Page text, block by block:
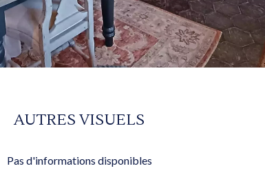
AUTRES VISUELS
Pas d'informations disponibles